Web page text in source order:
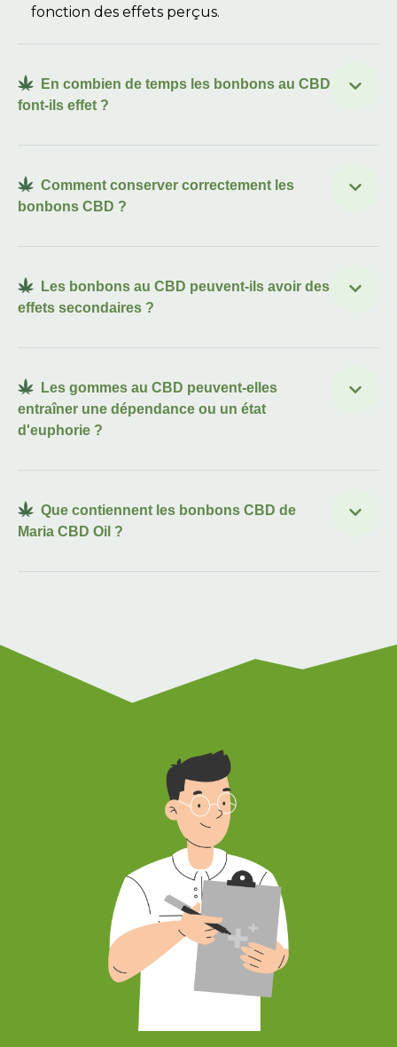
fonction des effets perçus.
En combien de temps les bonbons au CBD
font-ils effet ?
Comment conserver correctement les
bonbons CBD ?
Les bonbons au CBD peuvent-ils avoir des
effets secondaires ?
Les gommes au CBD peuvent-elles
entraîner une dépendance ou un état
d'euphorie ?
Que contiennent les bonbons CBD de
Maria CBD Oil ?